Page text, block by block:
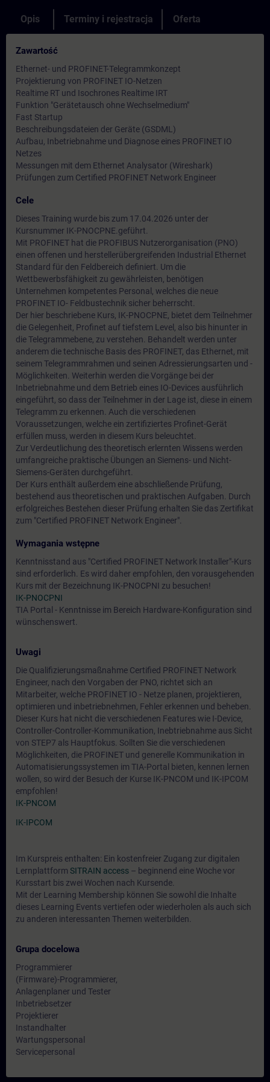
Opis Terminy i rejestracja Oferta
Zawartość
Ethernet- und PROFINET-Telegrammkonzept
Projektierung von PROFINET IO-Netzen
Realtime RT und Isochrones Realtime IRT
Funktion "Gerätetausch ohne Wechselmedium"
Fast Startup
Beschreibungsdateien der Geräte (GSDML)
Aufbau, Inbetriebnahme und Diagnose eines PROFINET IO
Netzes
Messungen mit dem Ethernet Analysator (Wireshark)
Prüfungen zum Certified PROFINET Network Engineer
Cele
Dieses Training wurde bis zum 17.04.2026 unter der
Kursnummer IK-PNOCPNE.geführt.
Mit PROFINET hat die PROFIBUS Nutzerorganisation (PNO)
einen offenen und herstellerübergreifenden Industrial Ethernet
Standard für den Feldbereich definiert. Um die
Wettbewerbsfähigkeit zu gewährleisten, benötigen
Unternehmen kompetentes Personal, welches die neue
PROFINET IO- Feldbustechnik sicher beherrscht.
Der hier beschriebene Kurs, IK-PNOCPNE, bietet dem Teilnehmer
die Gelegenheit, Profinet auf tiefstem Level, also bis hinunter in
die Telegrammebene, zu verstehen. Behandelt werden unter
anderem die technische Basis des PROFINET, das Ethernet, mit
seinem Telegrammrahmen und seinen Adressierungsarten und -
Möglichkeiten. Weiterhin werden die Vorgänge bei der
Inbetriebnahme und dem Betrieb eines IO-Devices ausführlich
eingeführt, so dass der Teilnehmer in der Lage ist, diese in einem
Telegramm zu erkennen. Auch die verschiedenen
Voraussetzungen, welche ein zertifiziertes Profinet-Gerät
erfüllen muss, werden in diesem Kurs beleuchtet.
Zur Verdeutlichung des theoretisch erlernten Wissens werden
umfangreiche praktische Übungen an Siemens- und Nicht-
Siemens-Geräten durchgeführt.
Der Kurs enthält außerdem eine abschließende Prüfung,
bestehend aus theoretischen und praktischen Aufgaben. Durch
erfolgreiches Bestehen dieser Prüfung erhalten Sie das Zertifikat
zum "Certified PROFINET Network Engineer".
Wymagania wstępne
Kenntnisstand aus "Certified PROFINET Network Installer"-Kurs
sind erforderlich. Es wird daher empfohlen, den vorausgehenden
Kurs mit der Bezeichnung IK-PNOCPNI zu besuchen!
IK-PNOCPNI
TIA Portal - Kenntnisse im Bereich Hardware-Konfiguration sind
wünschenswert.
Uwagi
Die Qualifizierungsmaßnahme Certified PROFINET Network
Engineer, nach den Vorgaben der PNO, richtet sich an
Mitarbeiter, welche PROFINET IO - Netze planen, projektieren,
optimieren und inbetriebnehmen, Fehler erkennen und beheben.
Dieser Kurs hat nicht die verschiedenen Features wie I-Device,
Controller-Controller-Kommunikation, Inebtriebnahme aus Sicht
von STEP7 als Hauptfokus. Sollten Sie die verschiedenen
Möglichkeiten, die PROFINET und generelle Kommunikation in
Automatisierungssystemen im TIA-Portal bieten, kennen lernen
wollen, so wird der Besuch der Kurse IK-PNCOM und IK-IPCOM
empfohlen!
IK-PNCOM
IK-IPCOM
Im Kurspreis enthalten: Ein kostenfreier Zugang zur digitalen
Lernplattform SITRAIN access – beginnend eine Woche vor
Kursstart bis zwei Wochen nach Kursende.
Mit der Learning Membership können Sie sowohl die Inhalte
dieses Learning Events vertiefen oder wiederholen als auch sich
zu anderen interessanten Themen weiterbilden.
Grupa docelowa
Programmierer
(Firmware)-Programmierer,
Anlagenplaner und Tester
Inbetriebsetzer
Projektierer
Instandhalter
Wartungspersonal
Servicepersonal